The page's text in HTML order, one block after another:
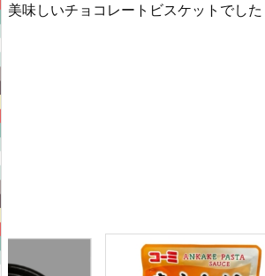
美味しいチョコレートビスケットでした